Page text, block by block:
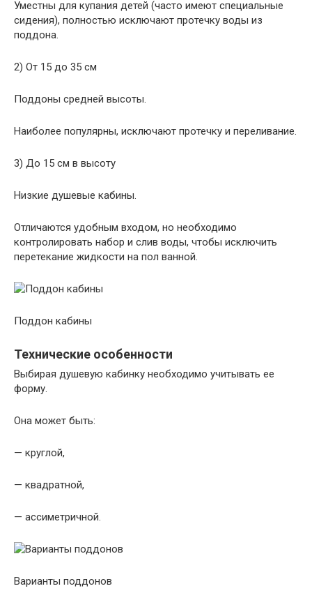
Уместны для купания детей (часто имеют специальные
сидения), полностью исключают протечку воды из
поддона.
2) От 15 до 35 см
Поддоны средней высоты.
Наиболее популярны, исключают протечку и переливание.
3) До 15 см в высоту
Низкие душевые кабины.
Отличаются удобным входом, но необходимо
контролировать набор и слив воды, чтобы исключить
перетекание жидкости на пол ванной.
Поддон кабины
Технические особенности
Выбирая душевую кабинку необходимо учитывать ее
форму.
Она может быть:
— круглой,
— квадратной,
— ассиметричной.
Варианты поддонов